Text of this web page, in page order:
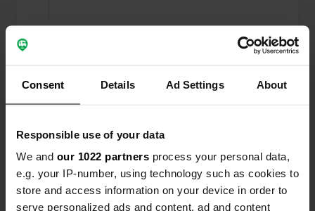
Consent Details Ad Settings About
Responsible use of your data
We and our 1022 partners process your personal data,
e.g. your IP-number, using technology such as cookies to
store and access information on your device in order to
serve personalized ads and content, ad and content
—11 mesi
fa